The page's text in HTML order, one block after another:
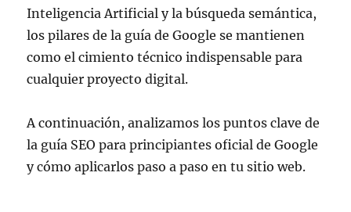
Inteligencia Artificial y la búsqueda semántica,
los pilares de la guía de Google se mantienen
como el cimiento técnico indispensable para
cualquier proyecto digital.
A continuación, analizamos los puntos clave de
la guía SEO para principiantes oficial de Google
y cómo aplicarlos paso a paso en tu sitio web.